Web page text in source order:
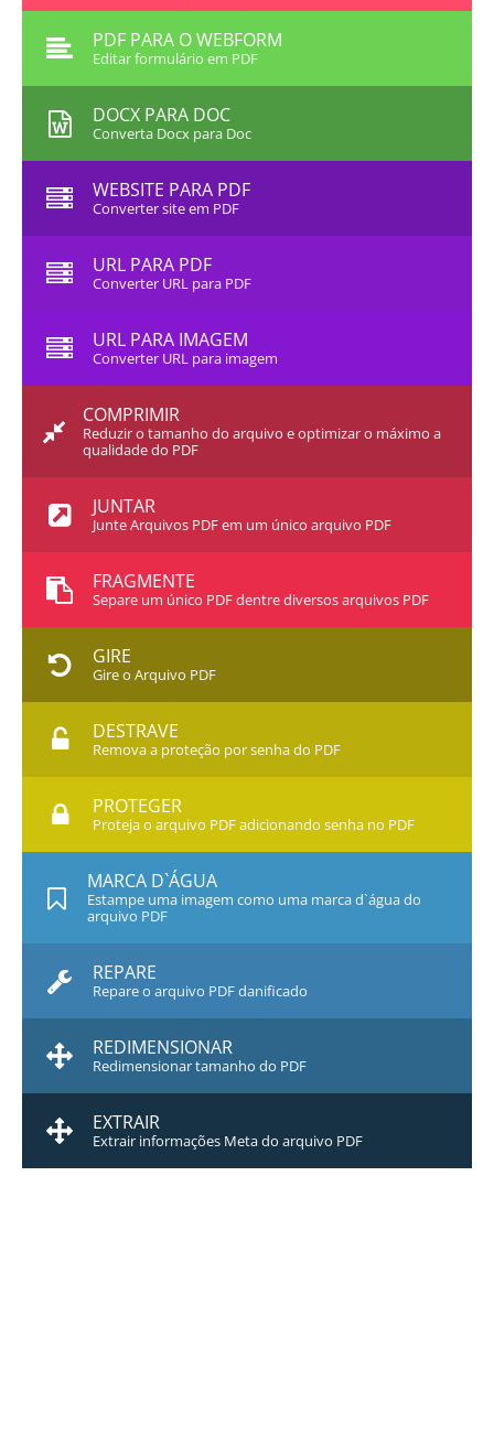
PDF PARA O WEBFORM
Editar formulário em PDF
DOCX PARA DOC
Converta Docx para Doc
WEBSITE PARA PDF
Converter site em PDF
URL PARA PDF
Converter URL para PDF
URL PARA IMAGEM
Converter URL para imagem
COMPRIMIR
Reduzir o tamanho do arquivo e optimizar o máximo a
qualidade do PDF
JUNTAR
Junte Arquivos PDF em um único arquivo PDF
FRAGMENTE
Separe um único PDF dentre diversos arquivos PDF
GIRE
Gire o Arquivo PDF
DESTRAVE
Remova a proteção por senha do PDF
PROTEGER
Proteja o arquivo PDF adicionando senha no PDF
MARCA D`ÁGUA
Estampe uma imagem como uma marca d`água do
arquivo PDF
REPARE
Repare o arquivo PDF danificado
REDIMENSIONAR
Redimensionar tamanho do PDF
EXTRAIR
Extrair informações Meta do arquivo PDF